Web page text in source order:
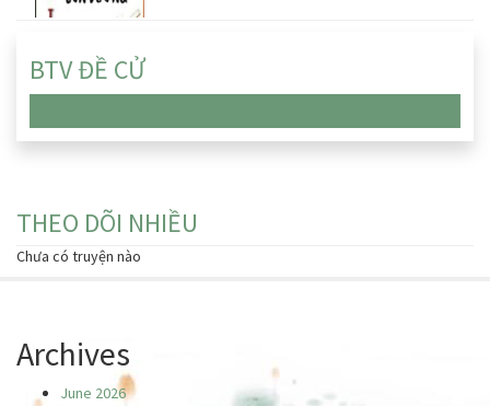
BTV ĐỀ CỬ
THEO DÕI NHIỀU
Chưa có truyện nào
Archives
June 2026